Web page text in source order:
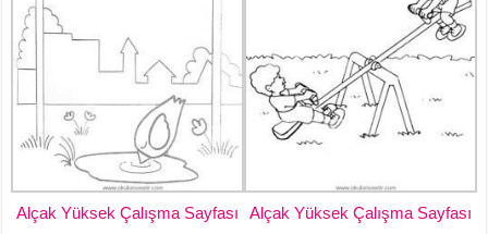
Alçak Yüksek Çalışma Sayfası Alçak Yüksek Çalışma Sayfası